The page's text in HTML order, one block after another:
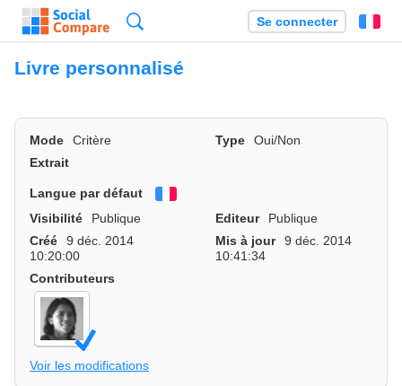
Se connecter
Livre personnalisé
Mode Critère Type
Oui/Non
Extrait
Langue par défaut
Visibilité
Publique Editeur
Publique
Créé
9 déc. 2014
10:20:00
Mis à jour
9 déc. 2014
10:41:34
Contributeurs
Voir les modifications